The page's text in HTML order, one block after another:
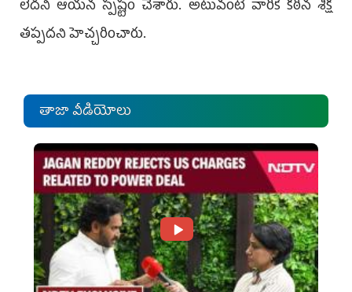
లేదని ఆయన స్పష్టం చేశారు. అటువంటి వారికి కఠిన శిక్ష
తప్పదని హెచ్చరించారు.
తాజా వీడియోలు